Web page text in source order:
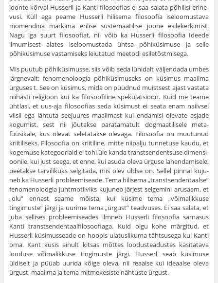
joonte kõrval Husserli ja Kanti filosoofias ei saa salata põhilisi erine­
vusi. Küll aga peame Husserli hilisema filosoofia iseloomustava
momendina märkima erilise süstemaatilise joone esilekerkimist.
Nagu iga suurt filosoofiat, nii võib ka Husserli filosoofia Ideede
ilmumi­sest alates iseloomustada ühtsa põhiküsimuse ja selle
põhiküsimuse vastamiseks leiutatud meetodi esiletõstmisega.
Mis puutub põhiküsimusse, siis võib seda lühidalt väljendada umbes
järgnevalt: fenomenoloogia põhiküsimuseks on küsimus maa­ilma
ürguses t. See on küsimus, mida on püüdnud muistsest ajast vastata
niihästi religioon kui ka filosoofiline spekulatsioon. Kuid me teame
ühtlasi, et uus-aja filosoofias seda küsimust ei seata enam naiivsel
viisil ega lähtuta seejuures maailmast kui endamisi olevate asjade
kogumist, sest nii jõutakse paratamatult dogmaatilisele meta­
füüsikale, kus olevat seletatakse olevaga. Filosoofia on muutunud
kriitiliseks. Filosoofia on kriitiline, mitte niipalju tunnetuse kaudu, et
kogemuse kategooriaid ei tohi üle kanda transtsendentsuse dimensi­
oonile, kui just seega, et enne, kui asuda oleva ürguse lahendamisele,
peetakse tarvilikuks selgitada, mis olev üldse on. Sellel pinnal kuju­
neb ka Husserli probleemiseade. Tema hilisema „transtsendentaalse”
fenomenoloogia juhtmotiiviks kujuneb järjest selgemini arusaam, et
„olu” ennast saame mõista, kui küsime tema „võimalikkuse
tingimuste” järgi ja uurime tema „ürgust” teadvuses. Ei saa salata, et
juba sellises probleemiseades ilmneb Husserli filosoofia sarnasus
Kanti transtsendentaalfilosoofiaga. Kuid olgu kohe märgitud, et
Husserli küsimusseade on hoopis ulatuslikuma tähtsusega kui Kanti
oma. Kant küsis ainult kitsas mõttes loodusteadustes käsitatava
looduse võima­likkuse tingimuste järgi. Husserl seab küsimuse
üldiselt ja püüab uurida kõige oleva, nii reaalse kui ideaalse oleva
ürgust, maailma ja tema mitmekesiste nähtuste ürgust.